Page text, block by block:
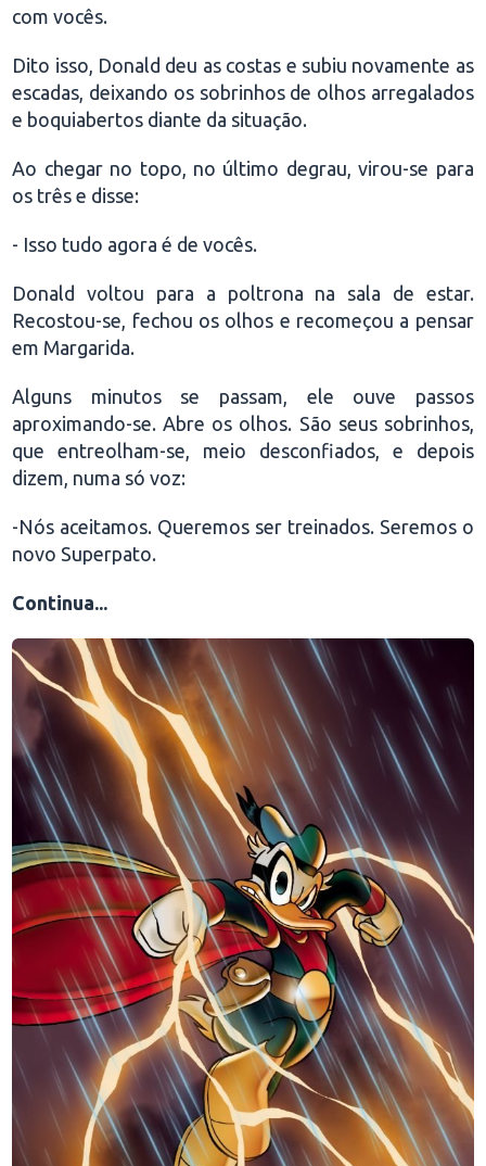
com vocês.
Dito isso, Donald deu as costas e subiu novamente as
escadas, deixando os sobrinhos de olhos arregalados
e boquiabertos diante da situação.
Ao chegar no topo, no último degrau, virou-se para
os três e disse:
- Isso tudo agora é de vocês.
Donald voltou para a poltrona na sala de estar.
Recostou-se, fechou os olhos e recomeçou a pensar
em Margarida.
Alguns minutos se passam, ele ouve passos
aproximando-se. Abre os olhos. São seus sobrinhos,
que entreolham-se, meio desconfiados, e depois
dizem, numa só voz:
-Nós aceitamos. Queremos ser treinados. Seremos o
novo Superpato.
Continua...